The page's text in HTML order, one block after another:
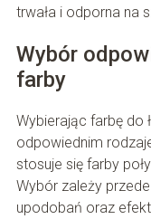
trwała i odporna na
Wybór
farby
Wybierając farbę do
odpowiednim
stosuje się farby
Wybór zależy
upodobań oraz